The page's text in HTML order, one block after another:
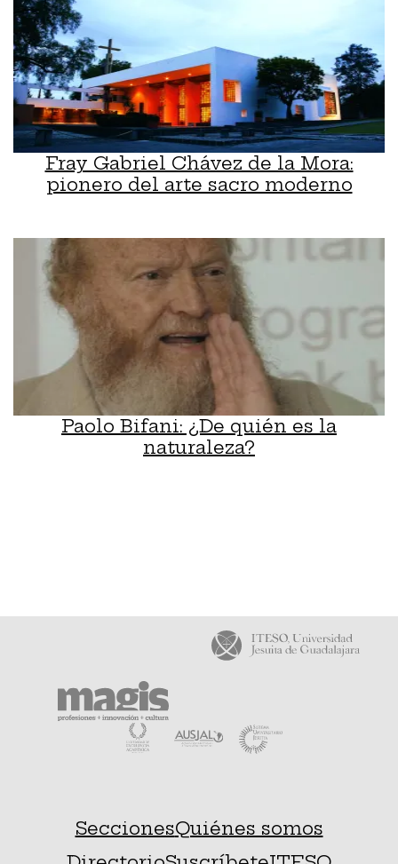
Fray Gabriel Chávez de la Mora:
pionero del arte sacro moderno
Paolo Bifani: ¿De quién es la
naturaleza?
SeccionesQuiénes somos